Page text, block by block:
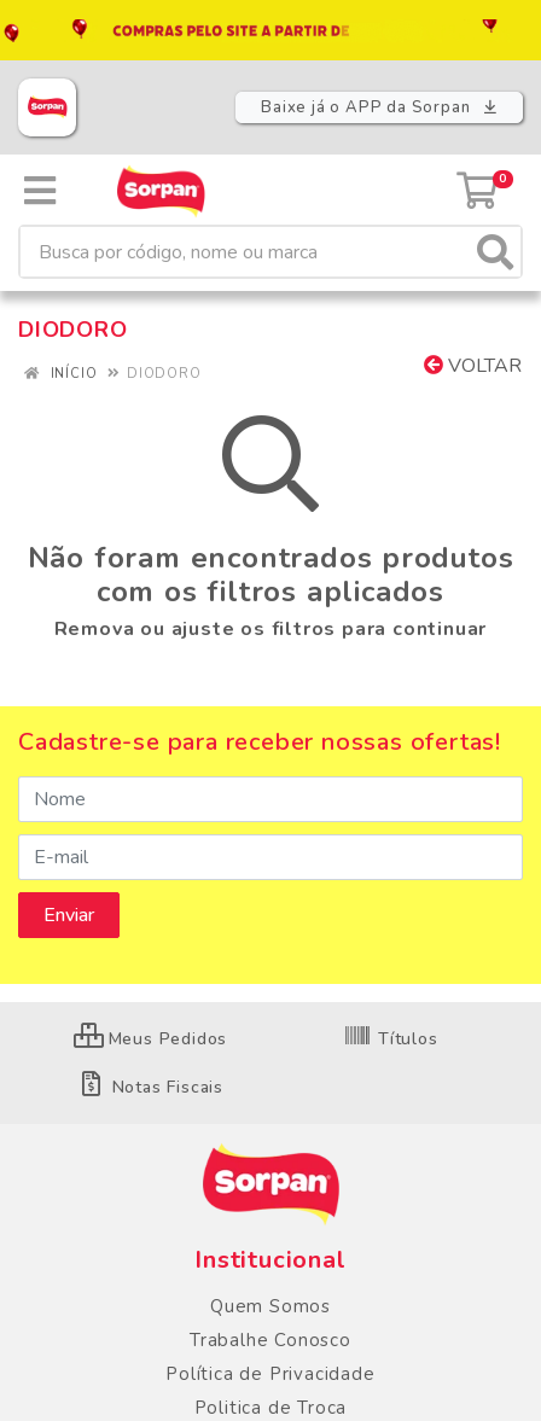
Baixe já o APP da Sorpan
0
DIODORO
VOLTAR
INÍCIO DIODORO
Não foram encontrados produtos
com os filtros aplicados
Remova ou ajuste os filtros para continuar
Cadastre-se para receber nossas ofertas!
Meus Pedidos Títulos
Notas Fiscais
Institucional
Quem Somos
Trabalhe Conosco
Política de Privacidade
Politica de Troca